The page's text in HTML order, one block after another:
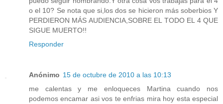
o el 10? Se nota que si,los dos se hicieron más soberbios Y
PERDIERON MÁS AUDIENCIA,SOBRE EL TODO EL 4 QUE
SIGUE MUERTO!!
Responder
Anónimo 15 de octubre de 2010 a las 10:13
me calentas y me enloqueces Martina cuando nos
podemos encamar asi vos te enfrias mira hoy esta especial